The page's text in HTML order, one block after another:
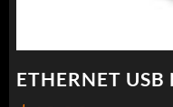
ETHERNET